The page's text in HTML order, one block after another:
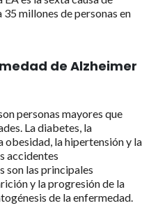
millones de personas en
de Alzheimer
personas mayores que
La diabetes, la
obesidad, la hipertensión y la
accidentes
son las principales
y la progresión de la
de la enfermedad.